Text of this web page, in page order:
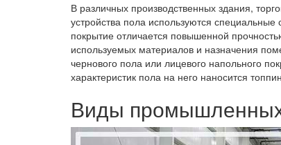
В различных производственных здания,
устройства пола используются
покрытие отличается повышенной
используемых материалов и назначения
чернового пола или лицевого напольного
характеристик пола на него наносится
Виды